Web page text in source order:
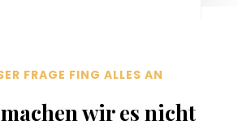
FRAGE FING ALLES AN
wir es nicht